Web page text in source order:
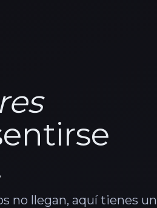
no llegan, aquí tienes un